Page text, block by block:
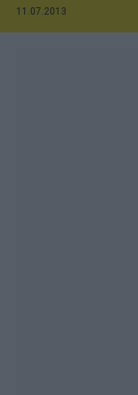
11.07.2013